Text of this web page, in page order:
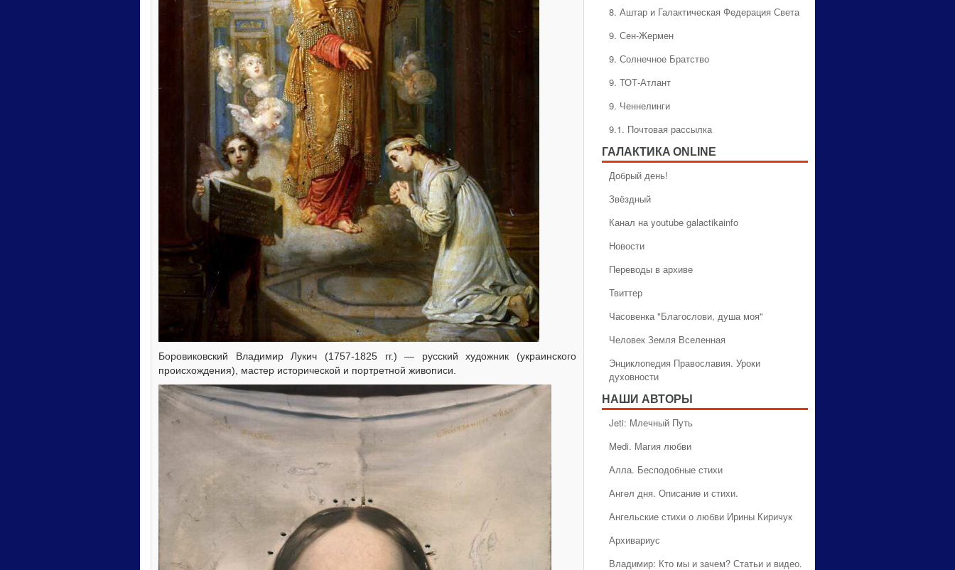
Боровиковский Владимир Лукич (1757-1825 гг.) — русский художник (украинского
происхождения), мастер исторической и портретной живописи.
8. Аштар и Галактическая Федерация Света
9. Сен-Жермен
9. Солнечное Братство
9. ТОТ-Атлант
9. Ченнелинги
9.1. Почтовая рассылка
ГАЛАКТИКA ONLINE
Добрый день!
Звёздный
Канал на youtube galactikainfo
Новости
Переводы в архиве
Твиттер
Часовенка "Благослови, душа моя"
Человек Земля Вселенная
Энциклопедия Православия. Уроки
духовности
НАШИ АВТОРЫ
Jeti: Млечный Путь
Medi. Магия любви
Алла. Бесподобные стихи
Ангел дня. Описание и стихи.
Ангельские стихи о любви Ирины Киричук
Архивариус
Владимир: Кто мы и зачем? Статьи и видео.